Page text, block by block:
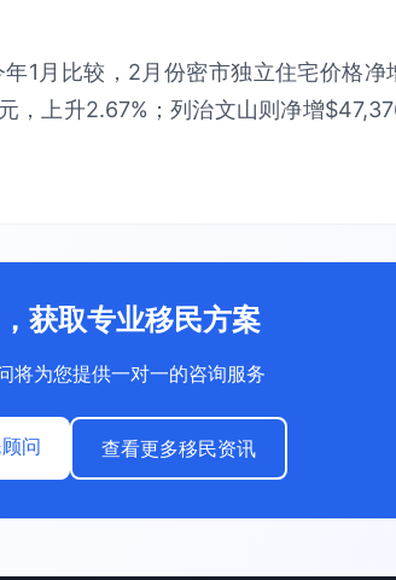
1月比较，2月份密市独立住宅价格
，上升2.67%；列治文山则净增
获取专业移民方案
将为您提供一对一的咨询服务
问 查看更多移民资讯